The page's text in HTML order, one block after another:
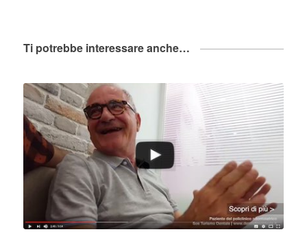
Ti potrebbe interessare anche…